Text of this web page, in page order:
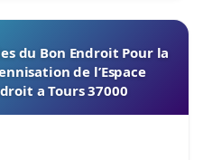
du Bon Endroit Pour la
de l’Espace
a Tours 37000